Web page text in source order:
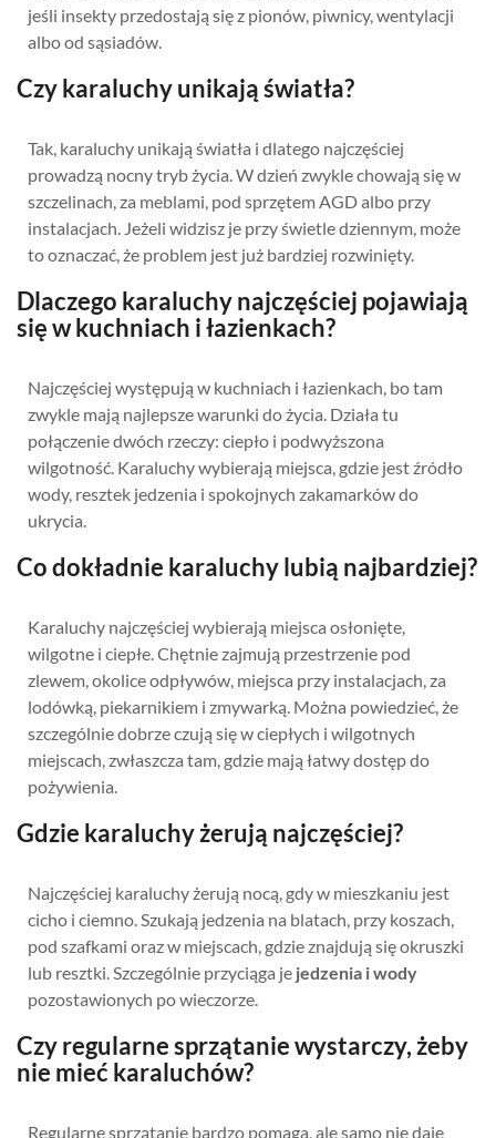
jeśli insekty przedostają się z pionów, piwnicy, wentylacji
albo od sąsiadów.
Czy karaluchy unikają światła?
Tak, karaluchy unikają światła i dlatego najczęściej
prowadzą nocny tryb życia. W dzień zwykle chowają się w
szczelinach, za meblami, pod sprzętem AGD albo przy
instalacjach. Jeżeli widzisz je przy świetle dziennym, może
to oznaczać, że problem jest już bardziej rozwinięty.
Dlaczego karaluchy najczęściej pojawiają
się w kuchniach i łazienkach?
Najczęściej występują w kuchniach i łazienkach, bo tam
zwykle mają najlepsze warunki do życia. Działa tu
połączenie dwóch rzeczy: ciepło i podwyższona
wilgotność. Karaluchy wybierają miejsca, gdzie jest źródło
wody, resztek jedzenia i spokojnych zakamarków do
ukrycia.
Co dokładnie karaluchy lubią najbardziej?
Karaluchy najczęściej wybierają miejsca osłonięte,
wilgotne i ciepłe. Chętnie zajmują przestrzenie pod
zlewem, okolice odpływów, miejsca przy instalacjach, za
lodówką, piekarnikiem i zmywarką. Można powiedzieć, że
szczególnie dobrze czują się w ciepłych i wilgotnych
miejscach, zwłaszcza tam, gdzie mają łatwy dostęp do
pożywienia.
Gdzie karaluchy żerują najczęściej?
Najczęściej karaluchy żerują nocą, gdy w mieszkaniu jest
cicho i ciemno. Szukają jedzenia na blatach, przy koszach,
pod szafkami oraz w miejscach, gdzie znajdują się okruszki
lub resztki. Szczególnie przyciąga je jedzenia i wody
pozostawionych po wieczorze.
Czy regularne sprzątanie wystarczy, żeby
nie mieć karaluchów?
Regularne sprzątanie bardzo pomaga, ale samo nie daje